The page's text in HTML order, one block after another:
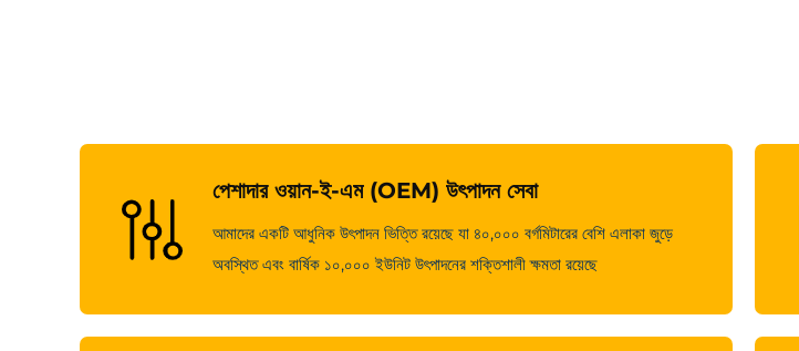
পেশাদার ওয়ান-ই-এম (OEM) উৎপাদন সেবা
আমাদের একটি আধুনিক উৎপাদন ভিত্তি রয়েছে যা ৪০,০০০ বর্গমিটারের বেশি এলাকা জুড়ে
অবস্থিত এবং বার্ষিক ১০,০০০ ইউনিট উৎপাদনের শক্তিশালী ক্ষমতা রয়েছে